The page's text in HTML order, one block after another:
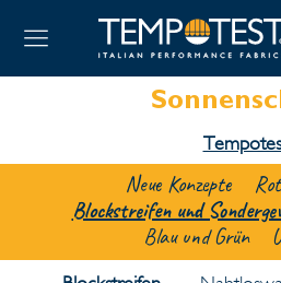
Neue Konzepte
Blockstreifen und
Blau und Grün